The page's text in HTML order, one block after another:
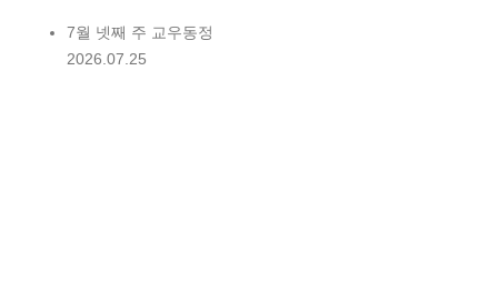
7월 넷째 주 교우동정
2026.07.25